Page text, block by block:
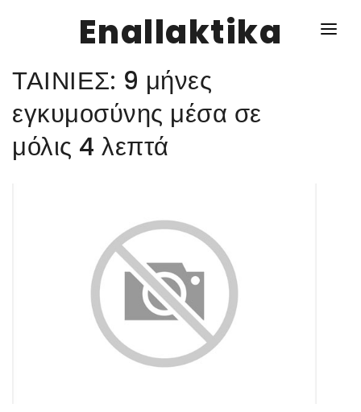
Enallaktika
ΥΓΕΙΑ
ΕΝΑΛΛΑΚΤΙΚΑ
ΑΥΤΑΡΚΕΙΑ
ΤΑΙΝΙΕΣ: 9 μήνες
εγκυμοσύνης μέσα σε
μόλις 4 λεπτά